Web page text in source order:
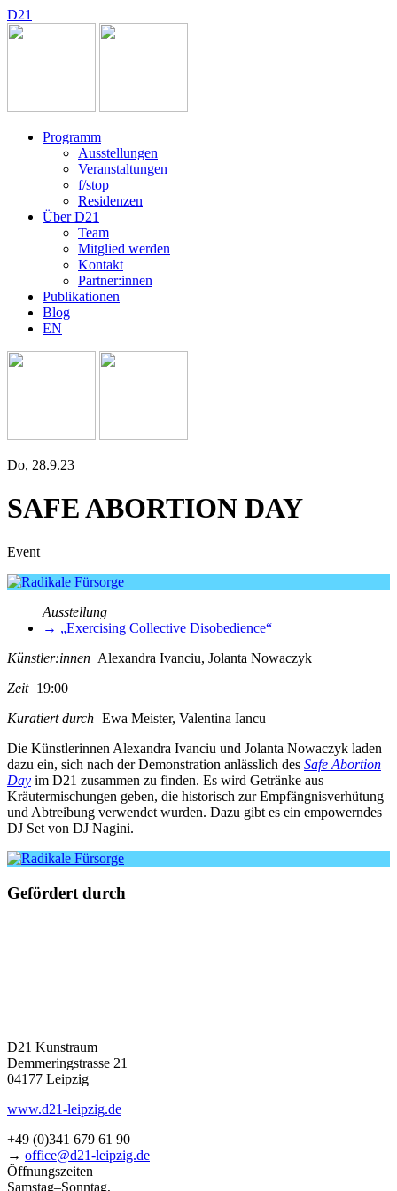
D21
Programm
Ausstellungen
Veranstaltungen
f/stop
Residenzen
Über D21
Team
Mitglied werden
Kontakt
Partner:innen
Publikationen
Blog
EN
Do, 28.9.23
SAFE ABORTION DAY
Event
Ausstellung
→ „Exercising Collective Disobedience“
Künstler:innen Alexandra Ivanciu, Jolanta Nowaczyk
Zeit 19:00
Kuratiert durch Ewa Meister, Valentina Iancu
Die Künstlerinnen Alexandra Ivanciu und Jolanta Nowaczyk laden
dazu ein, sich nach der Demonstration anläss­lich des Safe Abortion
Day im D21 zusam­men zu fin­den. Es wird Getränke aus
Kräutermischungen geben, die his­to­risch zur Empfängnisverhütung
und Abtreibung ver­wen­det wur­den. Dazu gibt es ein empowern­des
DJ Set von DJ Nagini.
Gefördert durch
D21 Kunstraum
Demmeringstrasse 21
04177 Leipzig
www.d21-leipzig.de
+49 (0)341 679 61 90
→ office@d21-leipzig.de
Öffnungszeiten
Samstag–Sonntag,